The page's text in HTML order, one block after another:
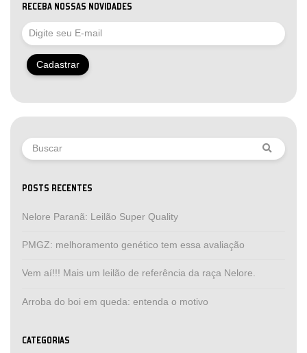
RECEBA NOSSAS NOVIDADES
POSTS RECENTES
Nelore Paranã: Leilão Super Quality
PMGZ: melhoramento genético tem essa avaliação
Vem aí!!! Mais um leilão de referência da raça Nelore.
Arroba do boi em queda: entenda o motivo
CATEGORIAS